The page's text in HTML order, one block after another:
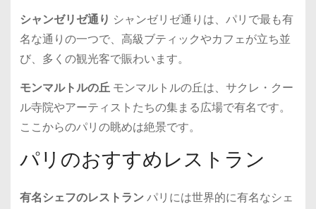
シャンゼリゼ通り シャンゼリゼ通りは、パリで最も有
名な通りの一つで、高級ブティックやカフェが立ち並
び、多くの観光客で賑わいます。
モンマルトルの丘モンマルトルの丘は、サクレ・クー
ル寺院やアーティストたちの集まる広場で有名です。
ここからのパリの眺めは絶景です。
パリのおすすめレストラン
有名シェフのレストランパリには世界的に有名なシェ